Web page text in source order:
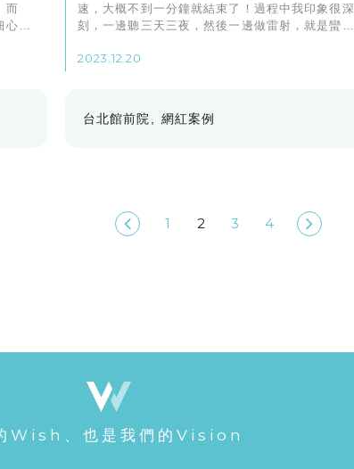
而
心的
速，大概不到一分鐘就結束了！過程中我印象很深
刻，一邊聽三天三夜，然後一邊做雷射，就是蠻特
2023.12.20
台北館前院 網紅案例
1 2 3 4
Wish、也是我們的Vision